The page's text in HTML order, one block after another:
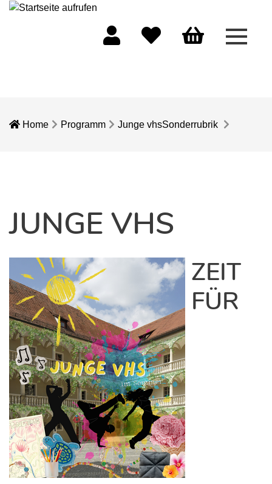
Menü
Home Programm Junge vhsSonderrubrik
JUNGE VHS
ZEIT
FÜR